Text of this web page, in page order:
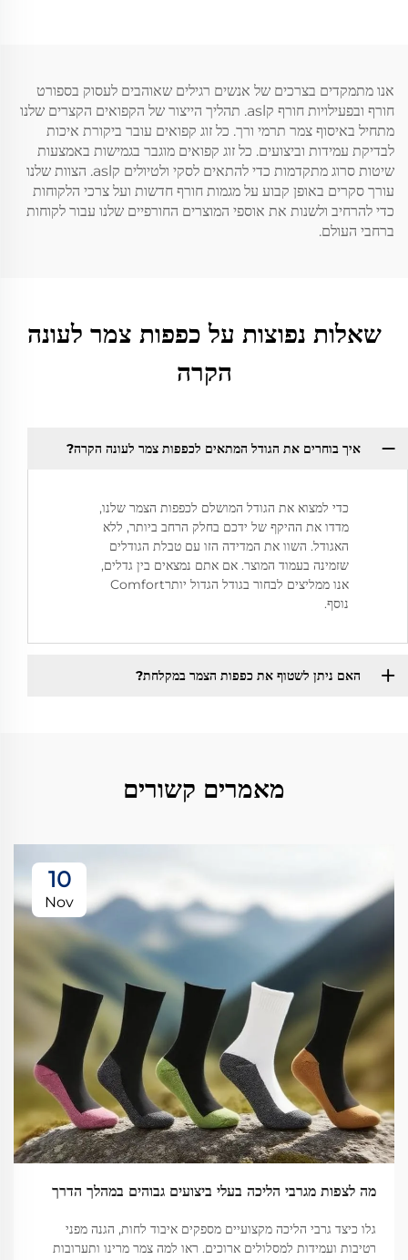
אנו מתמקדים בצרכים של אנשים רגילים שאוהבים לעסוק בספורט
חורף ובפעילויות חורף קasl. תהליך הייצור של הקפואים הקצרים שלנו
מתחיל באיסוף צמר תרמי ורך. כל זוג קפואים עובר ביקורת איכות
לבדיקת עמידות וביצועים. כל זוג קפואים מוגבר בגמישות באמצעות
שיטות סרוג מתקדמות כדי להתאים לסקי ולטיולים קasl. הצוות שלנו
עורך סקרים באופן קבוע על מגמות חורף חדשות ועל צרכי הלקוחות
כדי להרחיב ולשנות את אוספי המוצרים החורפיים שלנו עבור לקוחות
ברחבי העולם.
שאלות נפוצות על כפפות צמר לעונה
הקרה
איך בוחרים את הגודל המתאים לכפפות צמר לעונה הקרה?
כדי למצוא את הגודל המושלם לכפפות הצמר שלנו,
מדדו את ההיקף של ידכם בחלק הרחב ביותר, ללא
האגודל. השוו את המדידה הזו עם טבלת הגודלים
שזמינה בעמוד המוצר. אם אתם נמצאים בין גדלים,
אנו ממליצים לבחור בגודל הגדול יותרComfort
נוסף.
האם ניתן לשטוף את כפפות הצמר במקלחת?
מאמרים קשורים
10
Nov
מה לצפות מגרבי הליכה בעלי ביצועים גבוהים במהלך הדרך
גלו כיצד גרבי הליכה מקצועיים מספקים איבוד לחות, הגנה מפני
רטיבות ועמידות למסלולים ארוכים. ראו למה צמר מרינו ותערובות